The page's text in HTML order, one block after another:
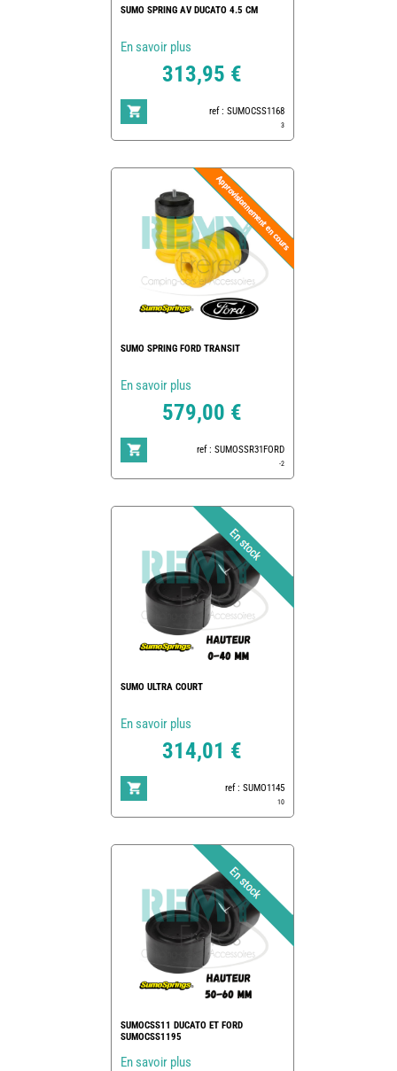
SUMO SPRING AV DUCATO 4.5 CM
En savoir plus
313,95 €
ref : SUMOCSS1168
3
SUMO SPRING FORD TRANSIT
En savoir plus
579,00 €
ref : SUMOSSR31FORD
-2
SUMO ULTRA COURT
En savoir plus
314,01 €
ref : SUMO1145
10
SUMOCSS11 DUCATO ET FORD
SUMOCSS1195
En savoir plus